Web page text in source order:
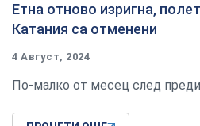
Етна отново изригна,
Катания са отменени
4 Август, 2024
По-малко от месец след